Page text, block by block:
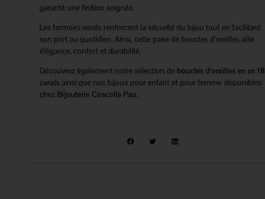
garantit une finition soignée.
Les fermoirs vissés renforcent la sécurité du bijou tout en facilitant
son port au quotidien. Ainsi, cette paire de boucles d’oreilles allie
élégance, confort et durabilité.
Découvrez également notre sélection de boucles d’oreilles en or 18
carats ainsi que nos bijoux pour enfant et pour femme disponibles
chez Bijouterie Coscolla Pau.